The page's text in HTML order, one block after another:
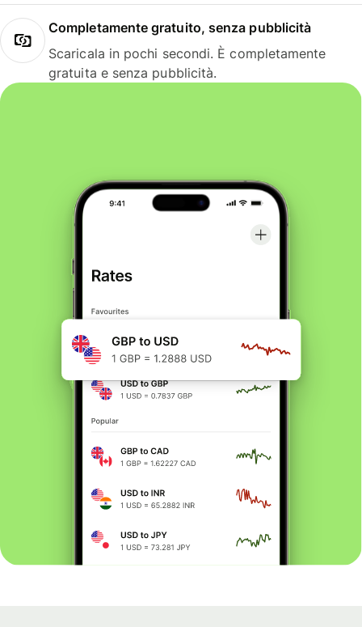
Completamente gratuito, senza pubblicità
Scaricala in pochi secondi. È completamente
gratuita e senza pubblicità.